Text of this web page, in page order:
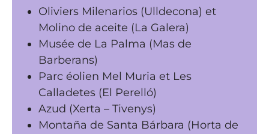
Oliviers Milenarios (Ulldecona) et
Molino de aceite (La Galera)
Musée de La Palma (Mas de
Barberans)
Parc éolien Mel Muria et Les
Calladetes (El Perelló)
Azud (Xerta – Tivenys)
Montaña de Santa Bárbara (Horta de